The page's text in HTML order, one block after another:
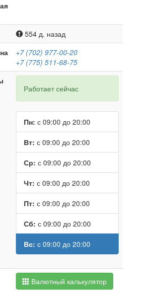
554 д. назад
+7 (702) 977-00-20
+7 (775) 511-68-75
Работает сейчас
Пн: с 09:00 до 20:00
Вт: с 09:00 до 20:00
Ср: с 09:00 до 20:00
Чт: с 09:00 до 20:00
Пт: с 09:00 до 20:00
Сб: с 09:00 до 20:00
Вс: с 09:00 до 20:00
Валютный калькулятор